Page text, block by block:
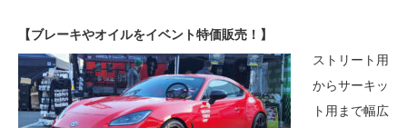
【ブレーキやオイルをイベント特価販売！】
ストリート用
からサーキッ
ト用まで幅広